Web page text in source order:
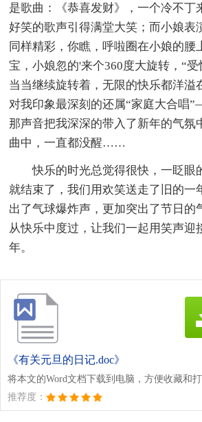
是歌曲：《恭喜发财》，一个冷不丁
好笑的歌声引得满堂大笑；而小娘表
同样精彩，你瞧，呼啦圈在小娘的腰
宝，小娘忽的'来个360度大旋转，“
当当继续旋转着，无限的快乐都洋溢
对我印象最深刻的还属“家庭大合唱
那声音把我深深的带入了新年的气氛
曲中，一直都没醒……
快乐的时光总觉得很快，一眨眼
就结束了，我们用欢笑送走了旧的一
出了气球爆炸声，更加突出了节日的
从快乐中度过，让我们一起用笑声迎
年。
《有关元旦的日记.doc》
将本文的Word文档下载到电脑，方便收藏和
推荐度：